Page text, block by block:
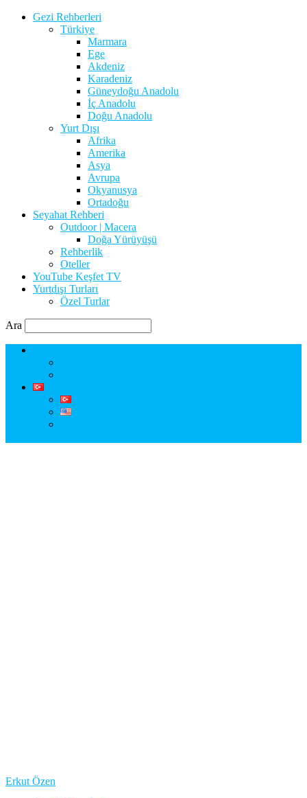
Gezi Rehberleri
Türkiye
Marmara
Ege
Akdeniz
Karadeniz
Güneydoğu Anadolu
İç Anadolu
Doğu Anadolu
Yurt Dışı
Afrika
Amerika
Asya
Avrupa
Okyanusya
Ortadoğu
Seyahat Rehberi
Outdoor | Macera
Doğa Yürüyüşü
Rehberlik
Oteller
YouTube Keşfet TV
Yurtdışı Turları
Özel Turlar
Ara
Erkut Özen